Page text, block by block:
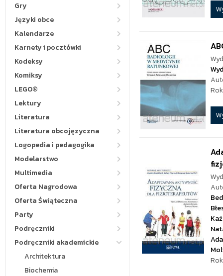
Gry
Języki obce
Kalendarze
Karnety i pocztówki
Kodeksy
Komiksy
LEGO®
Lektury
Literatura
Literatura obcojęzyczna
Logopedia i pedagogika
Modelarstwo
Multimedia
Oferta Nagrodowa
Oferta Świąteczna
Party
Podręczniki
Podręczniki akademickie
Architektura
Biochemia